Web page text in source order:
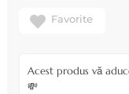
Favorite
Acest produs vă
💸